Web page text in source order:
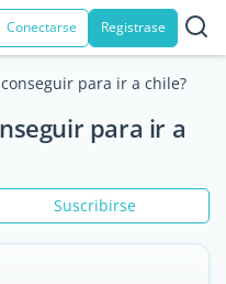
Conectarse Registrase
para ir a chile?
para ir a
Suscribirse